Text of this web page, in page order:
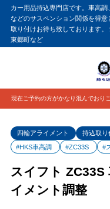
カー用品持込専門店です。車高
などのサスペンション関係を得
取り付けお待ち致しております
東郷町など
現在ご予約の方がかなり混んでおり
四輪アライメント 持込取り
#HKS車高調
#ZC33S #
スイフト ZC33S
イメント調整